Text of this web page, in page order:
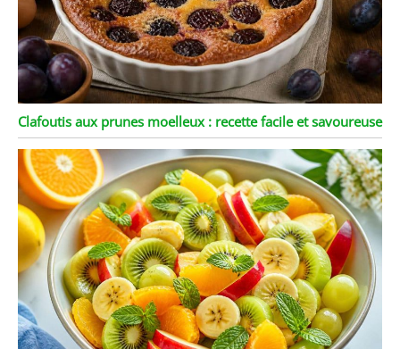
Clafoutis aux prunes moelleux : recette facile et savoureuse